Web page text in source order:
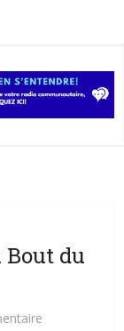
Bout du